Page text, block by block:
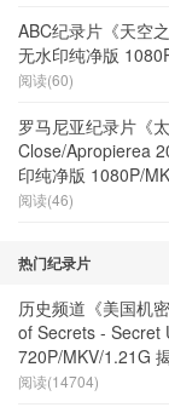
ABC纪录片《天空
无水印纯净版
阅读(60)
罗马尼亚纪录片《
Close/Apropierea
印纯净版 1080P/
阅读(46)
热门纪录片
历史频道《美国机
of Secrets - Secret
720P/MKV/1.21G
阅读(14704)